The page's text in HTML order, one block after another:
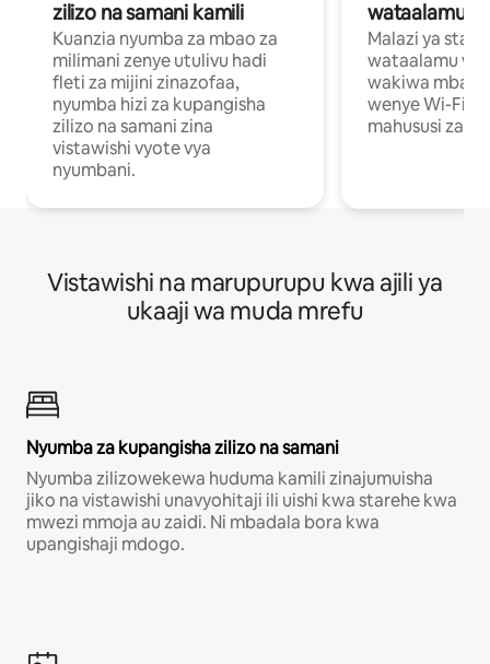
zilizo na samani kamili
Kuanzia nyumba za mbao za
milimani zenye utulivu hadi
fleti za mijini zinazofaa,
nyumba hizi za kupangisha
zilizo na samani zina
vistawishi vyote vya
nyumbani.
wataalamu
Malazi ya
wataalamu
wakiwa mbali
wenye Wi-Fi
mahususi za
Vistawishi na marupurupu kwa ajili ya
ukaaji wa muda mrefu
Nyumba za kupangisha zilizo na samani
Nyumba zilizowekewa huduma kamili zinajumuisha
jiko na vistawishi unavyohitaji ili uishi kwa starehe kwa
mwezi mmoja au zaidi. Ni mbadala bora kwa
upangishaji mdogo.